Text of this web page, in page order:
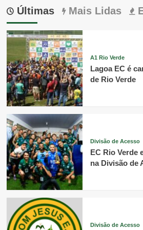
Últimas Mais Lidas
A1 Rio Verde
Lagoa EC é
de Rio Verde
Divisão de Acesso
EC Rio Verde
na Divisão de
Divisão de Acesso